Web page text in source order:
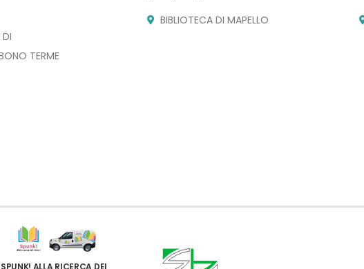
TERME
BIBLIOTECA DI MAPELLO
SPUNK! ALLA RICERCA DEI